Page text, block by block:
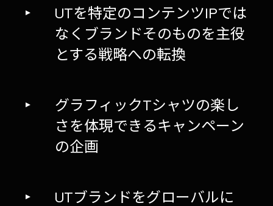
UTを特定のコンテンツIPでは
なくブランドそのものを主役
とする戦略への転換
グラフィックTシャツの楽し
さを体現できるキャンペーン
の企画
UTブランドをグローバルに